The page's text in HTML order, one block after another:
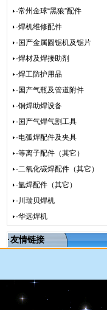
·常州金球“黑狼”配件
·焊机维修配件
·国产金属圆锯机及锯片
·焊材及焊接助剂
·焊工防护用品
·国产气瓶及管道附件
·铜焊助焊设备
·国产气焊气割工具
·电弧焊配件及夹具
·等离子配件（其它）
·二氧化碳焊配件（其它）
·氩焊配件（其它）
·川瑞贝焊机
·华远焊机
·友情链接